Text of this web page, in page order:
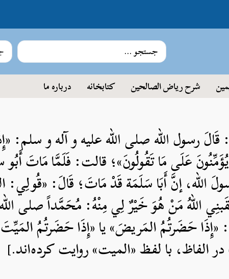
شرح ریاض الصالحین کتابخانه درباره ما
قَالَ رسول الله صلی الله علیه و آله و
عَلَى مَا تَقُولُونَ»؛ قالت: فَلَمَّا مَاتَ
الله، إنَّ أَبَا سَلَمَة قَدْ مَاتَ؛ قَالَ: «قُولِي:
اللهُ مَنْ هُوَ خَيْرٌ لِي مِنْهُ: مُحَمَّداً صلی
حَضَرتُمُ المَريضَ» یا «إِذَا حَضَرتُمُ
الفاظ، با لفظ «الميت» روایت کرده‌اند.]